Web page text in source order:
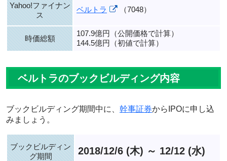
Yahoo!ファイナン
ス
ベルトラ （7048）
時価総額
107.9億円（公開価格で計算）
144.5億円（初値で計算）
ベルトラのブックビルディング内容
ブックビルディング期間中に、 幹事証券からIPOに申し込
みましょう。
ブックビルディン
グ期間
2018/12/6 (木) ～ 12/12 (水)